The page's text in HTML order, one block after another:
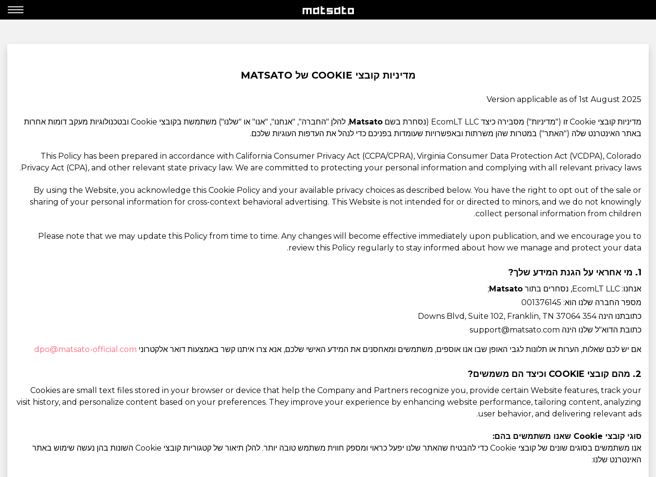
מדיניות קובצי COOKIE של MATSATO
Version applicable as of 1st August 2025
מדיניות קובצי Cookie זו ("מדיניות") מסבירה כיצד EcomLT LLC (נסחרת בשם Matsato
, להלן "החברה", "אנחנו", "אנו" או "שלנו") משתמשת בקובצי Cookie ובטכנולוגיות מעקב דומות אחרות
באתר האינטרנט שלה ("האתר") במטרות שהן משרתות ובאפשרויות שעומדות בפניכם כדי לנהל את העדפות העוגיות שלכם.
This Policy has been prepared in accordance with California Consumer Privacy Act (CCPA/CPRA), Virginia Consumer Data Protection Act (VCDPA), Colorado
Privacy Act (CPA), and other relevant state privacy law. We are committed to protecting your personal information and complying with all relevant privacy laws.
By using the Website, you acknowledge this Cookie Policy and your available privacy choices as described below. You have the right to opt out of the sale or
sharing of your personal information for cross-context behavioral advertising. This Website is not intended for or directed to minors, and we do not knowingly
collect personal information from children.
Please note that we may update this Policy from time to time. Any changes will become effective immediately upon publication, and we encourage you to
review this Policy regularly to stay informed about how we manage and protect your data.
1. מי אחראי על הגנת המידע שלך?
אנחנו: EcomLT LLC, נסחרים בתור Matsato
;
מספר החברה שלנו הוא: 001376145
כתובתנו הינה 354 Downs Blvd, Suite 102, Franklin, TN 37064
כתובת הדוא"ל שלנו הינה support@matsato.com
אם יש לכם שאלות, הערות או תלונות לגבי האופן שבו אנו אוספים, משתמשים ומאחסנים את המידע האישי שלכם, אנא צרו איתנו קשר באמצעות דואר אלקטרוני dpo@matsato-official.com
2. מהם קובצי COOKIE וכיצד הם משמשים?
Cookies are small text files stored in your browser or device that help the Company and Partners recognize you, provide certain Website features, track your
visit history, and personalize content based on your preferences. They improve your experience by enhancing website performance, tailoring content, analyzing
user behavior, and delivering relevant ads.
סוגי קובצי Cookie שאנו משתמשים בהם:
אנו משתמשים בסוגים שונים של קובצי Cookie כדי להבטיח שהאתר שלנו יפעל כראוי ומספק חווית משתמש טובה יותר. להלן תיאור של קטגוריות קובצי Cookie השונות בהן נעשה שימוש באתר
האינטרנט שלנו: